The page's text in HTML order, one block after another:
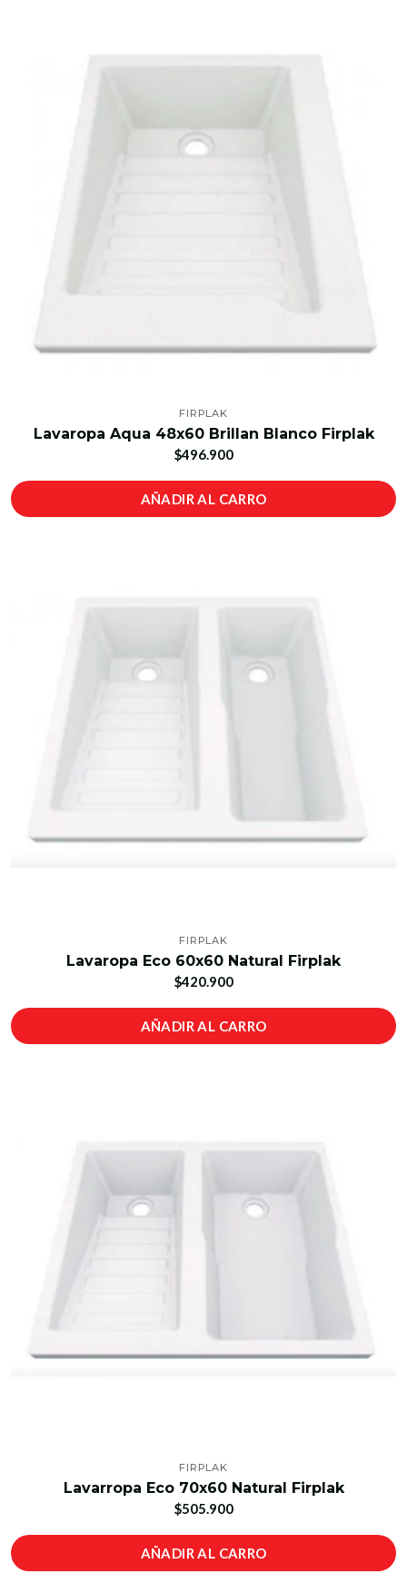
FIRPLAK
Lavaropa Aqua 48x60 Brillan Blanco Firplak
$496.900
AÑADIR AL CARRO
FIRPLAK
Lavaropa Eco 60x60 Natural Firplak
$420.900
AÑADIR AL CARRO
FIRPLAK
Lavarropa Eco 70x60 Natural Firplak
$505.900
AÑADIR AL CARRO